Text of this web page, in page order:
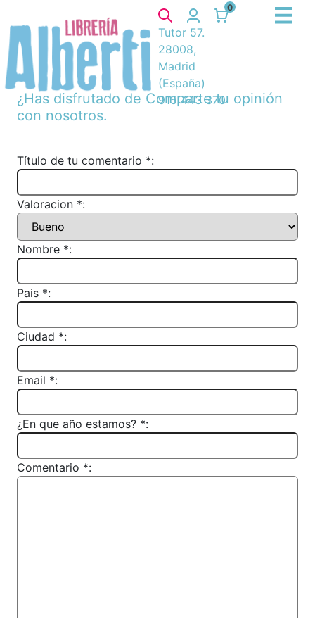
0
Tutor 57.
28008,
Madrid
(España)
915 443 370
¿Has disfrutado de Comparte tu opinión
con nosotros.
Título de tu comentario *:
Valoracion *:
Nombre *:
Pais *:
Ciudad *:
Email *:
¿En que año estamos? *:
Comentario *: